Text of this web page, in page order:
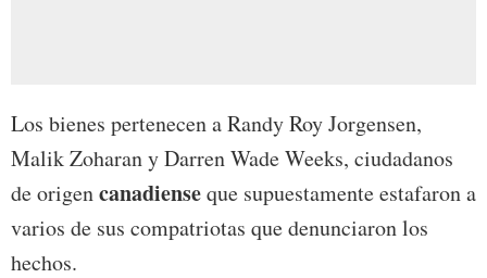
Los bienes pertenecen a Randy Roy Jorgensen,
Malik Zoharan y Darren Wade Weeks, ciudadanos
de origencanadienseque supuestamente estafaron a
varios de sus compatriotas que denunciaron los
hechos.